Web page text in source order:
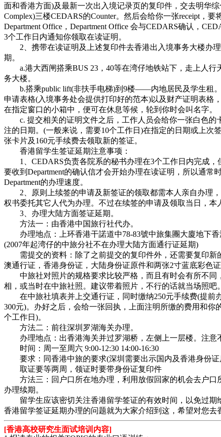
面和香港方面)及最新一次出入境记录页的复印件，交去明华综
Complex)三楼CEDARS的Counter。然后会给你一张receipt，要
Department Office，Department Office 会与CEDARS确认，
3个工作日内通知你领取在读证明。
2、携带在读证明及上述复印件去香港出入境事务大楼办
期。
a.港大西闸搭乘BUS 23，40等在湾仔地铁站下，走上人行
务大楼。
b.搭乘public lift(非扶手电梯)到9楼――内地居民及学生租。
申请表格(入境事务处会提供打印好的范本)以及财产证明表格
在指定窗口的小箱中，便可在休息等候，轮到你时会叫名字。
c. 提交相关的证明文件之后，工作人员会给你一张白色的
注的日期。(一般来说，需要10个工作日)在指定的日期或上次
张卡片及160元手续费去领取新的签证。
香港留学生签证延期注意事项：
1、CEDARS负责各院系的秘书办理在3个工作日内完成，
要收到Department的确认信才会开始办理在读证明，所以通常
Department的办理速度。
2、原则上续签的申请及新签证的领取都需本人亲自办理
权书委托其它人代为办理。不过在续签的申请及领取当日，本
3、办理大陆方面签证延期。
方法一：由香港中国旅行社代办。
办理地点：上环香港干諾道中78-83號中旅集團大廈地下香
(2007年起湾仔的中旅分社不在办理大陆方面通行证延期)
需提交的资料：除了之前提交的复印件外，还需要复印新
澳通行证，香港身份证，大陆身份证原件和两张2寸蓝底彩色
中旅社对照片的规格要求比较严格，而且有时会有所不同
相，或当时在中旅社照。建议带着照片，不行的话就当场照吧
在中旅社填表并上交通行证，同时缴纳250元手续费(提前
300元)。办好之后，会给一张回执，上面注明所缴的费用和你
个工作日)。
方法二：前往深圳罗湖海关办理。
办理地点：出香港海关并过罗湖桥，左侧上一层楼。注意
时间：周一至周六 9:00-12:30 14:00-16:30
要求：同香港中旅的要求(深圳需要出示国内及香港身份证
取证要等两周，领证时要带身份证复印件
方法三：回户口所在地办理，利用放假回家的机会去户口
办理续期。
留学生应该密切关注香港留学签证的有效时间，以免过期
香港留学签证延期办理的问题就为大家介绍到这，希望对您去
[香港高校研究生面试培训内容]